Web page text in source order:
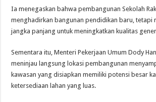
Ia menegaskan bahwa pembangunan Sekolah
menghadirkan bangunan pendidikan baru, tetapi
jangka panjang untuk meningkatkan kualitas
Sementara itu, Menteri Pekerjaan Umum Dody
meninjau langsung lokasi pembangunan
kawasan yang disiapkan memiliki potensi besar
ketersediaan lahan yang luas.